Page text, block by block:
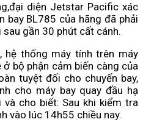
diện Jetstar Pacific xác
bay BL785 của hãng đã phải
sau gần 30 phút cất cánh.
hệ thống máy tính trên máy
bộ phận cảm biến càng của
tuyệt đối cho chuyến bay,
cho máy bay quay đầu hạ
và cho biết: Sau khi kiểm tra
vào lúc 14h55 chiều nay.